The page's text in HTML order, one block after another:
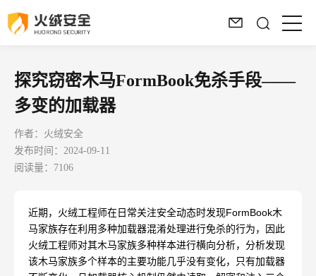
探究窃密木马FormBook免杀手段——
多变的加载器
作者：火绒安全
发布时间：2024-09-11
阅读量：7106
近期，火绒工程师在日常关注安全动态时发现FormBook木
马家族存在利用多种加载器混淆处理进行免杀的行为，因此
火绒工程师对其木马家族多种样本进行横向分析，分析发现
该木马家族多个样本的主要功能几乎没有变化，只有加载器